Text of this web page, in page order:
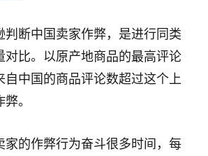
判断中国卖家作弊，是进行同类
对比。以原产地商品的最高评论
自中国的商品评论数超过这个上
。
家的作弊行为奋斗很多时间，每